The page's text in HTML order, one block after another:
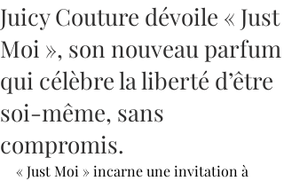
Juicy Couture dévoile « Just
Moi », son nouveau parfum
qui célèbre la liberté d’être
soi-même, sans
compromis.
« Just Moi » incarne une invitation à